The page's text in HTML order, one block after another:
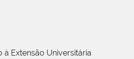
Extensão Universitária